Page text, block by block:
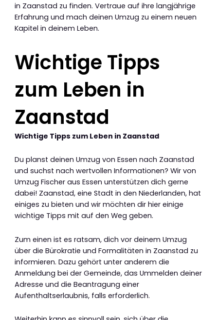
in Zaanstad zu finden. Vertraue auf ihre langjährige
Erfahrung und mach deinen Umzug zu einem neuen
Kapitel in deinem Leben.
Wichtige Tipps
zum Leben in
Zaanstad
Wichtige Tipps zum Leben in Zaanstad
Du planst deinen Umzug von Essen nach Zaanstad
und suchst nach wertvollen Informationen? Wir von
Umzug Fischer aus Essen unterstützen dich gerne
dabei! Zaanstad, eine Stadt in den Niederlanden, hat
einiges zu bieten und wir möchten dir hier einige
wichtige Tipps mit auf den Weg geben.
Zum einen ist es ratsam, dich vor deinem Umzug
über die Bürokratie und Formalitäten in Zaanstad zu
informieren. Dazu gehört unter anderem die
Anmeldung bei der Gemeinde, das Ummelden deiner
Adresse und die Beantragung einer
Aufenthaltserlaubnis, falls erforderlich.